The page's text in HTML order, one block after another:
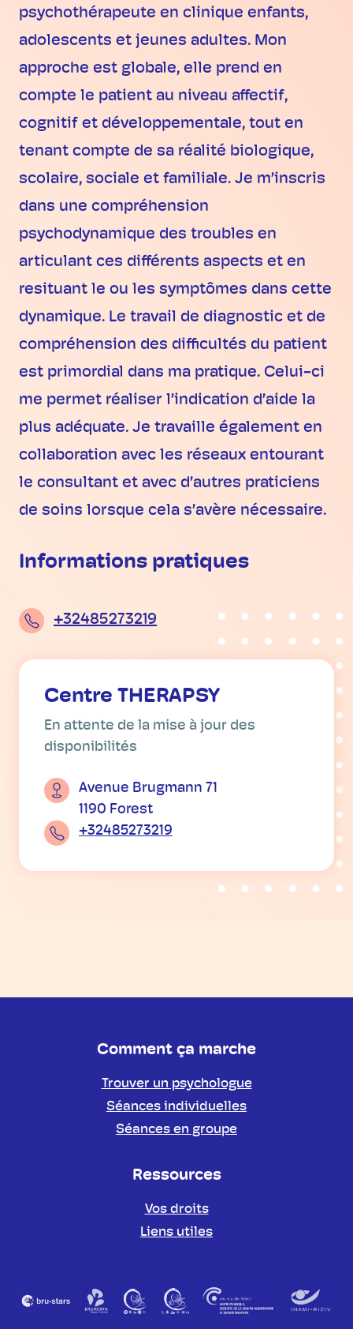
psychothérapeute en clinique enfants,
adolescents et jeunes adultes. Mon
approche est globale, elle prend en
compte le patient au niveau affectif,
cognitif et développementale, tout en
tenant compte de sa réalité biologique,
scolaire, sociale et familiale. Je m’inscris
dans une compréhension
psychodynamique des troubles en
articulant ces différents aspects et en
resituant le ou les symptômes dans cette
dynamique. Le travail de diagnostic et de
compréhension des difficultés du patient
est primordial dans ma pratique. Celui-ci
me permet réaliser l’indication d’aide la
plus adéquate. Je travaille également en
collaboration avec les réseaux entourant
le consultant et avec d’autres praticiens
de soins lorsque cela s’avère nécessaire.
Informations pratiques
+32485273219
Centre THERAPSY
En attente de la mise à jour des
disponibilités
Avenue Brugmann 71
1190 Forest
+32485273219
Comment ça marche
Trouver un psychologue
Séances individuelles
Séances en groupe
Ressources
Vos droits
Liens utiles
Partenaires